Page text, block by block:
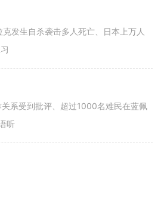
发生自杀袭击多人死亡、日本上万人
系受到批评、超过1000名难民在蓝佩
听